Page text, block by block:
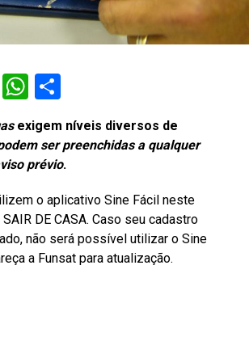
WhatsApp
Share
exigem níveis diversos de
ser preenchidas a qualquer
prévio.
o aplicativo Sine Fácil neste
DE CASA. Caso seu cadastro
não será possível utilizar o Sine
a Funsat para atualização.